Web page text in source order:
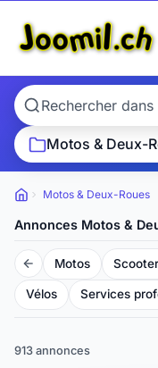
Motos & Deux-
Petites
annonces
Motos & Deux-Roues
Annonces Motos &
Motos
Vélos Services
913 annonces